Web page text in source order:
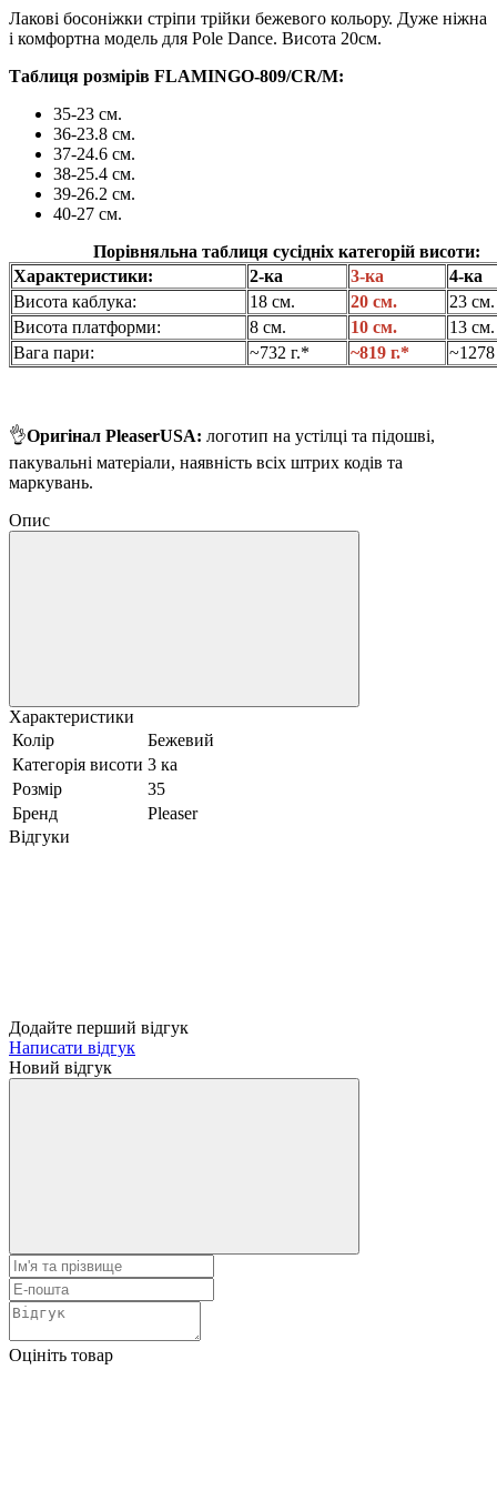
Лакові босоніжки стріпи трійки бежевого кольору. Дуже ніжна
і комфортна модель для Pole Dance. Висота 20см.
Таблиця розмірів FLAMINGO-809/CR/M:
35-23 см.
36-23.8 см.
37-24.6 см.
38-25.4 см.
39-26.2 см.
40-27 см.
Порівняльна таблиця сусідніх категорій висоти:
Характеристики:
2-ка 3-ка
4-ка
Висота каблука:
18 см. 20 см.
23
Висота платформи:
8 см. 10 см.
13 см.
Вага пари:
~732 г.* ~819 г.*
👌Оригінал PleaserUSA: логотип на устілці та підошві,
пакувальні матеріали, наявність всіх штрих кодів та
маркувань.
Опис
Характеристики
Колір
Бежевий
Категорія висоти 3 ка
Розмір
35
Бренд
Pleaser
Відгуки
Додайте перший відгук
Написати відгук
Новий відгук
Оцініть товар